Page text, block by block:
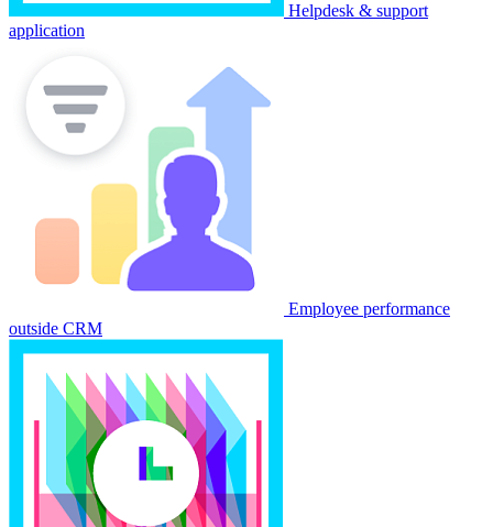
Helpdesk & support
application
Employee performance
outside CRM